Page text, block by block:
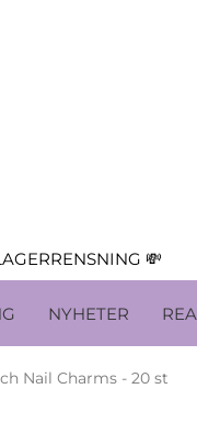
💸
NYHETER REA
Nail Charms - 20 st